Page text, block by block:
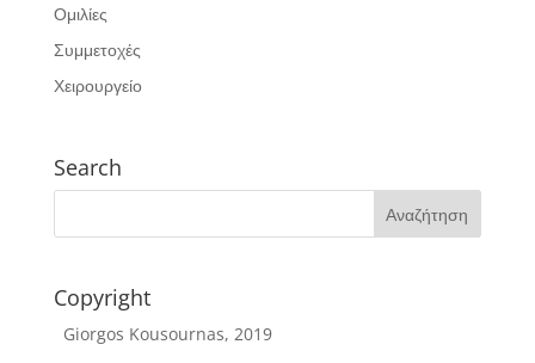
Ομιλίες
Συμμετοχές
Χειρουργείο
Search
Copyright
Giorgos Kousournas, 2019